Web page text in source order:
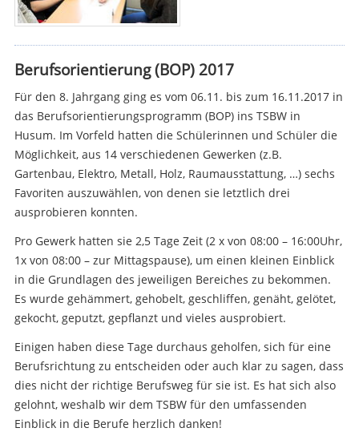
Berufsorientierung (BOP) 2017
Für den 8. Jahrgang ging es vom 06.11. bis zum 16.11.2017 in
das Berufsorientierungsprogramm (BOP) ins TSBW in
Husum. Im Vorfeld hatten die Schülerinnen und Schüler die
Möglichkeit, aus 14 verschiedenen Gewerken (z.B.
Gartenbau, Elektro, Metall, Holz, Raumausstattung, …) sechs
Favoriten auszuwählen, von denen sie letztlich drei
ausprobieren konnten.
Pro Gewerk hatten sie 2,5 Tage Zeit (2 x von 08:00 – 16:00Uhr,
1x von 08:00 – zur Mittagspause), um einen kleinen Einblick
in die Grundlagen des jeweiligen Bereiches zu bekommen.
Es wurde gehämmert, gehobelt, geschliffen, genäht, gelötet,
gekocht, geputzt, gepflanzt und vieles ausprobiert.
Einigen haben diese Tage durchaus geholfen, sich für eine
Berufsrichtung zu entscheiden oder auch klar zu sagen, dass
dies nicht der richtige Berufsweg für sie ist. Es hat sich also
gelohnt, weshalb wir dem TSBW für den umfassenden
Einblick in die Berufe herzlich danken!